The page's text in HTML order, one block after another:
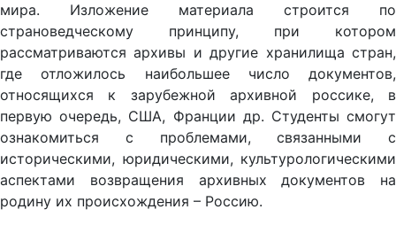
мира. Изложение материала строится по
страноведческому принципу, при котором
рассматриваются архивы и другие хранилища стран,
где отложилось наибольшее число документов,
относящихся к зарубежной архивной россике, в
первую очередь, США, Франции др. Студенты смогут
ознакомиться с проблемами, связанными с
историческими, юридическими, культурологическими
аспектами возвращения архивных документов на
родину их происхождения – Россию.